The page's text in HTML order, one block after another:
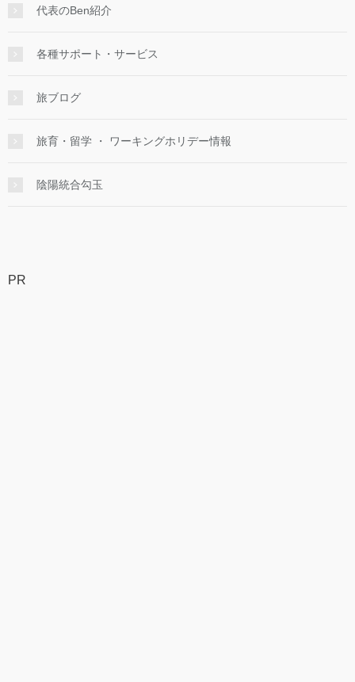
代表のBen紹介
各種サポート・サービス
旅ブログ
旅育・留学 ・ ワーキングホリデー情報
陰陽統合勾玉
PR